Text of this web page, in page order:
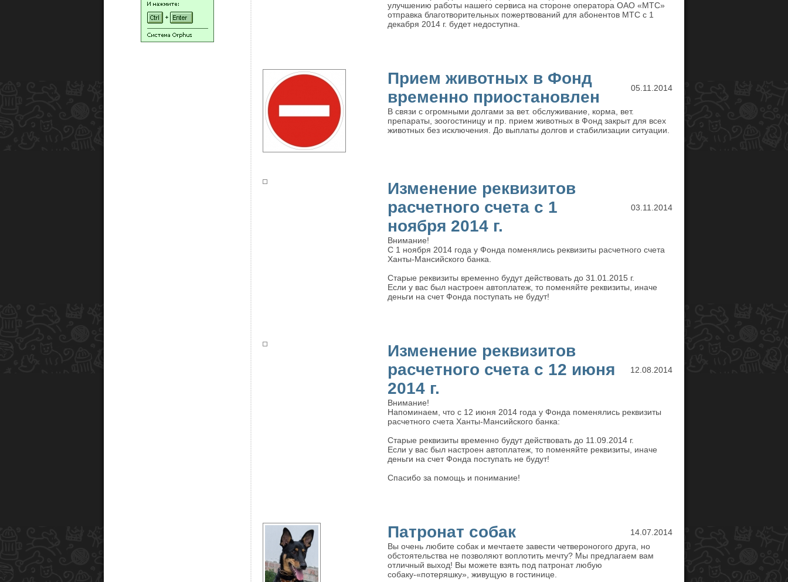
улучшению работы нашего сервиса на стороне оператора ОАО «МТС»
отправка благотворительных пожертвований для абонентов МТС с 1
декабря 2014 г. будет недоступна.
Прием животных в Фонд
временно приостановлен
05.11.2014
В связи с огромными долгами за вет. обслуживание, корма, вет.
препараты, зоогостиницу и пр. прием животных в Фонд закрыт для всех
животных без исключения. До выплаты долгов и стабилизации ситуации.
Изменение реквизитов
расчетного счета с 1
ноября 2014 г.
03.11.2014
Внимание!
С 1 ноября 2014 года у Фонда поменялись реквизиты расчетного счета
Ханты-Мансийского банка.
Старые реквизиты временно будут действовать до 31.01.2015 г.
Если у вас был настроен автоплатеж, то поменяйте реквизиты, иначе
деньги на счет Фонда поступать не будут!
Изменение реквизитов
расчетного счета с 12 июня
2014 г.
12.08.2014
Внимание!
Напоминаем, что с 12 июня 2014 года у Фонда поменялись реквизиты
расчетного счета Ханты-Мансийского банка:
Старые реквизиты временно будут действовать до 11.09.2014 г.
Если у вас был настроен автоплатеж, то поменяйте реквизиты, иначе
деньги на счет Фонда поступать не будут!
Спасибо за помощь и понимание!
Патронат собак
14.07.2014
Вы очень любите собак и мечтаете завести четвероногого друга, но
обстоятельства не позволяют воплотить мечту? Мы предлагаем вам
отличный выход! Вы можете взять под патронат любую
собаку-«потеряшку», живущую в гостинице.